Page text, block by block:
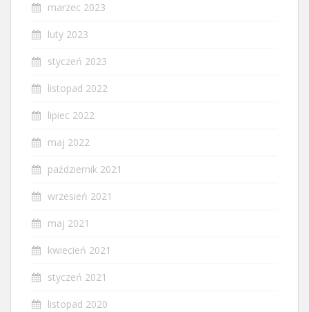
marzec 2023
luty 2023
styczeń 2023
listopad 2022
lipiec 2022
maj 2022
październik 2021
wrzesień 2021
maj 2021
kwiecień 2021
styczeń 2021
listopad 2020